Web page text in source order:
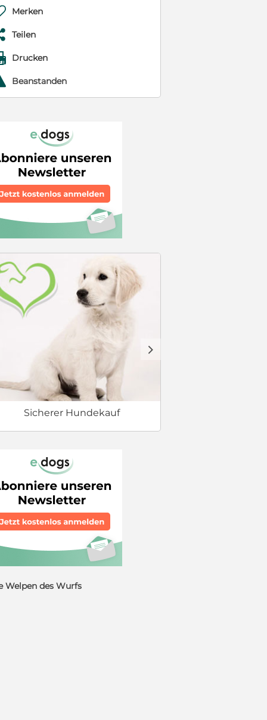
Merken
Teilen
Drucken
Beanstanden
Sicherer Hundekauf
d
Welpen des Wurfs